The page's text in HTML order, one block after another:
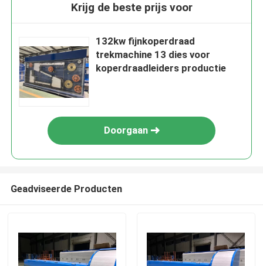
Krijg de beste prijs voor
132kw fijnkoperdraad
trekmachine 13 dies voor
koperdraadleiders productie
Doorgaan
Geadviseerde Producten